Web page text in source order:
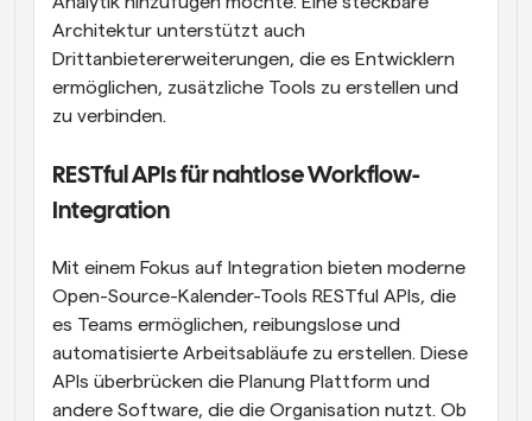
Architektur unterstützt auch
Drittanbietererweiterungen, die es Entwicklern
ermöglichen, zusätzliche Tools zu erstellen und
zu verbinden.
RESTful APIs für nahtlose Workflow-
Integration
Mit einem Fokus auf Integration bieten moderne
Open-Source-Kalender-Tools RESTful APIs, die
es Teams ermöglichen, reibungslose und
automatisierte Arbeitsabläufe zu erstellen. Diese
APIs überbrücken die Planung Plattform und
andere Software, die die Organisation nutzt. Ob